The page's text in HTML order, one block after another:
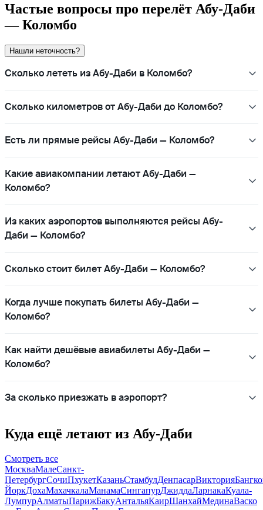
Частые вопросы про перелёт Абу-Даби
— Коломбо
Нашли неточность?
Сколько лететь из Абу-Даби в Коломбо?
Сколько километров от Абу-Даби до Коломбо?
Есть ли прямые рейсы Абу-Даби — Коломбо?
Какие авиакомпании летают Абу-Даби —
Коломбо?
Из каких аэропортов выполняются рейсы Абу-
Даби — Коломбо?
Сколько стоит билет Абу-Даби — Коломбо?
Когда лучше покупать билеты Абу-Даби —
Коломбо?
Как найти дешёвые авиабилеты Абу-Даби —
Коломбо?
За сколько приезжать в аэропорт?
Куда ещё летают из Абу-Даби
Смотреть все
МоскваМалеСанкт-
ПетербургСочиПхукетКазаньСтамбулДенпасарВиктория
ЙоркДохаМахачкалаМанамаСингапурДжиддаЛарнакаКуала-
ЛумпурАлматыПарижБакуАнтальяКаирШанхайМединаВаско